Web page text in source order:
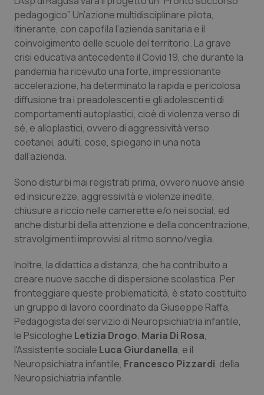
Campania
Emilia-Romagna
Friuli Venezia Giulia
Lazio
Liguria
Lombardia
Marche
Molise
Piemonte
Provincia Autonoma di Bolzano
Provincia Autonoma di Trento
Puglia
Sardegna
Car-T
Colesterolo & coronaropatie
Dermatite Atopica
Diabete & glucometri
Disturbi dell’umore
Dolore
Donna & Salute
Epatiti
HIV
Infezioni & Febbre
Ipertensione & Scompenso
Malattie rare
Malattia di Crohn & Rettocolite Ulcerosa
pedagogico”. Un’azione multidisciplinare pilota,
itinerante, con capofila l’azienda sanitaria e il
coinvolgimento delle scuole del territorio. La grave
crisi educativa antecedente il Covid 19, che durante la
pandemia ha ricevuto una forte, impressionante
accelerazione, ha determinato la rapida e pericolosa
diffusione tra i preadolescenti e gli adolescenti di
comportamenti autoplastici, cioè di violenza verso di
sé, e alloplastici, ovvero di aggressività verso
coetanei, adulti, cose, spiegano in una nota
dall’azienda.
Sono disturbi mai registrati prima, ovvero nuove ansie
ed insicurezze, aggressività e violenze inedite,
chiusure a riccio nelle camerette e/o nei social; ed
anche disturbi della attenzione e della concentrazione,
stravolgimenti improvvisi al ritmo sonno/veglia.
Inoltre, la didattica a distanza, che ha contribuito a
creare nuove sacche di dispersione scolastica. Per
fronteggiare queste problematicità, è stato costituito
un gruppo di lavoro coordinato da Giuseppe Raffa,
Pedagogista del servizio di Neuropsichiatria infantile,
le Psicologhe Letizia Drogo, Maria Di Rosa,
l'Assistente sociale Luca Giurdanella, e il
Neuropsichiatra infantile, Francesco Pizzardi, della
Neuropsichiatria infantile.